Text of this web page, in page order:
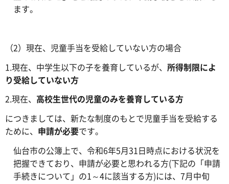
ます。
（2）現在、児童手当を受給していない方の場合
1.現在、中学生以下の子を養育しているが、 所得制限によ
り受給していない方
2.現在、 高校生世代の児童のみを養育している方
につきましては、新たな制度のもとで児童手当を受給する
ために、 申請が必要です。
仙台市の公簿上で、令和6年5月31日時点における状況を
把握できており、申請が必要と思われる方(下記の「申請
手続きについて」の1～4に該当する方)には、7月中旬